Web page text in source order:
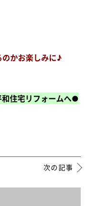
かお楽しみに♪
住宅リフォームへ●
次の記事